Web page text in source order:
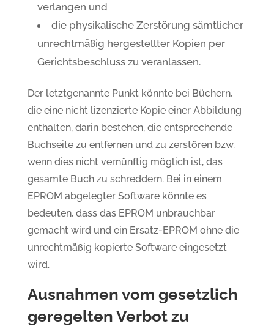
verlangen und
die physikalische Zerstörung sämtlicher
unrechtmäßig hergestellter Kopien per
Gerichtsbeschluss zu veranlassen.
Der letztgenannte Punkt könnte bei Büchern,
die eine nicht lizenzierte Kopie einer Abbildung
enthalten, darin bestehen, die entsprechende
Buchseite zu entfernen und zu zerstören bzw.
wenn dies nicht vernünftig möglich ist, das
gesamte Buch zu schreddern. Bei in einem
EPROM abgelegter Software könnte es
bedeuten, dass das EPROM unbrauchbar
gemacht wird und ein Ersatz-EPROM ohne die
unrechtmäßig kopierte Software eingesetzt
wird.
Ausnahmen vom gesetzlich
geregelten Verbot zu